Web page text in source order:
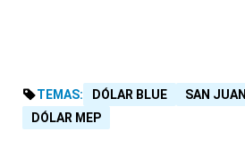
TEMAS: DÓLAR BLUE SAN JUAN
DÓLAR MEP